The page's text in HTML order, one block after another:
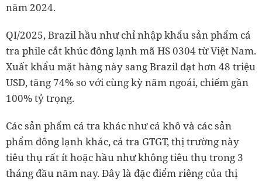
năm 2024.
QI/2025, Brazil hầu như chỉ nhập khẩu sản phẩm cá
tra phile cắt khúc đông lạnh mã HS 0304 từ Việt Nam.
Xuất khẩu mặt hàng này sang Brazil đạt hơn 48 triệu
USD, tăng 74% so với cùng kỳ năm ngoái, chiếm gần
100% tỷ trọng.
Các sản phẩm cá tra khác như cá khô và các sản
phẩm đông lạnh khác, cá tra GTGT, thị trường này
tiêu thụ rất ít hoặc hầu như không tiêu thụ trong 3
tháng đầu năm nay. Đây là đặc điểm riêng của thị